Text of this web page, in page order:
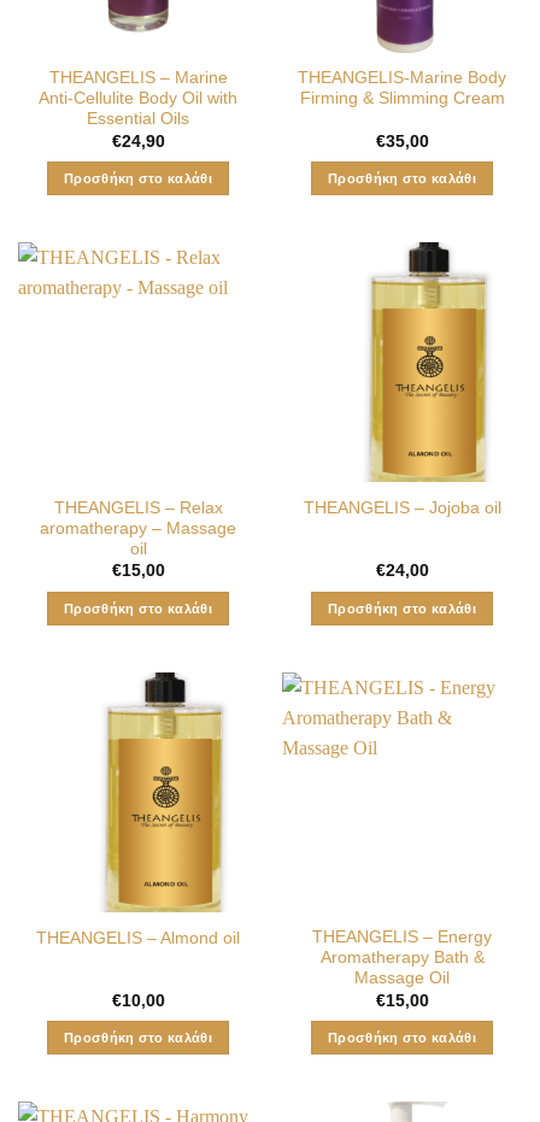
THEANGELIS – Marine
Anti-Cellulite Body Oil with
Essential Oils
€24,90
Προσθήκη στο καλάθι
THEANGELIS-Marine Body
Firming & Slimming Cream
€35,00
Προσθήκη στο καλάθι
ΤHEANGELIS – Relax
aromatherapy – Massage
oil
€15,00
Προσθήκη στο καλάθι
ΤHEANGELIS – Jojoba oil
€24,00
Προσθήκη στο καλάθι
ΤHEANGELIS – Almond oil
€10,00
Προσθήκη στο καλάθι
ΤHEANGELIS – Energy
Aromatherapy Bath &
Massage Oil
€15,00
Προσθήκη στο καλάθι